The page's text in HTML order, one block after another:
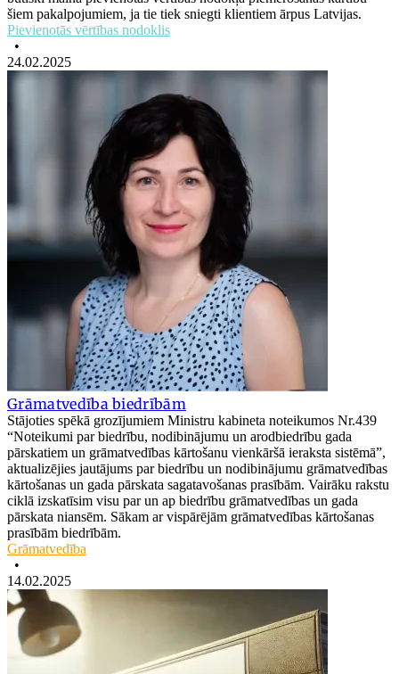
šiem pakalpojumiem, ja tie tiek sniegti klientiem ārpus Latvijas.
Pievienotās vērtības nodoklis
•
24.02.2025
Grāmatvedība biedrībām
Stājoties spēkā grozījumiem Ministru kabineta noteikumos Nr.439
“Noteikumi par biedrību, nodibinājumu un arodbiedrību gada
pārskatiem un grāmatvedības kārtošanu vienkāršā ieraksta sistēmā”,
aktualizējies jautājums par biedrību un nodibinājumu grāmatvedības
kārtošanas un gada pārskata sagatavošanas prasībām. Vairāku rakstu
ciklā izskatīsim visu par un ap biedrību grāmatvedības un gada
pārskata niansēm. Sākam ar vispārējām grāmatvedības kārtošanas
prasībām biedrībām.
Grāmatvedība
•
14.02.2025